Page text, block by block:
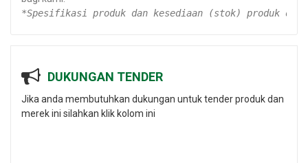
*Spesifikasi produk dan kesediaan (stok) produk
DUKUNGAN TENDER
Jika anda membutuhkan dukungan untuk tender produk dan
merek ini silahkan klik kolom ini